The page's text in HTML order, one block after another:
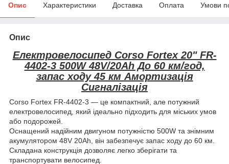
Опис Характеристики Доставка Оплата Умови
Опис
Електровелосипед Corso Fortex 20" FR-
4402-3 500W 48V/20Ah До 60 км/год,
запас ходу 45 км Амортизація
Сигналізація
Corso Fortex FR-4402-3 — це компактний, але потужний
електровелосипед, який ідеально підходить для міських умов
або подорожей.
Оснащений надійним двигуном потужністю 500W та знімним
акумулятором 48V 20Ah, він забезпечує запас ходу до 60 км.
Складана конструкція дозволяє легко зберігати та
транспортувати велосипед.